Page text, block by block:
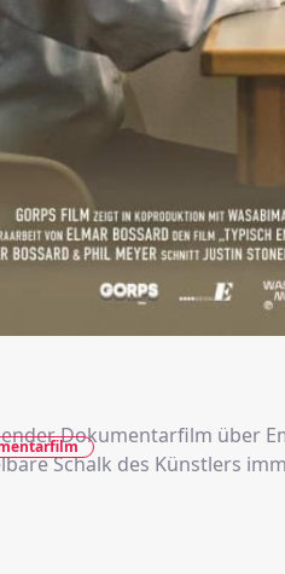
Dokumentarfilm über
Schalk des Künstlers